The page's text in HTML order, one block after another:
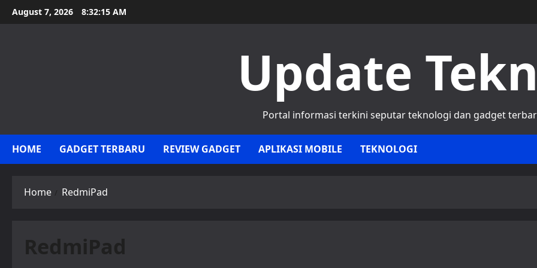
Skip
to
August 7, 2026 8:32:15 AM
Update
Portal informasi terkini seputar teknologi dan gadget
HOME GADGET TERBARU REVIEW GADGET APLIKASI MOBILE TEKNOLOGI
Home RedmiPad
RedmiPad